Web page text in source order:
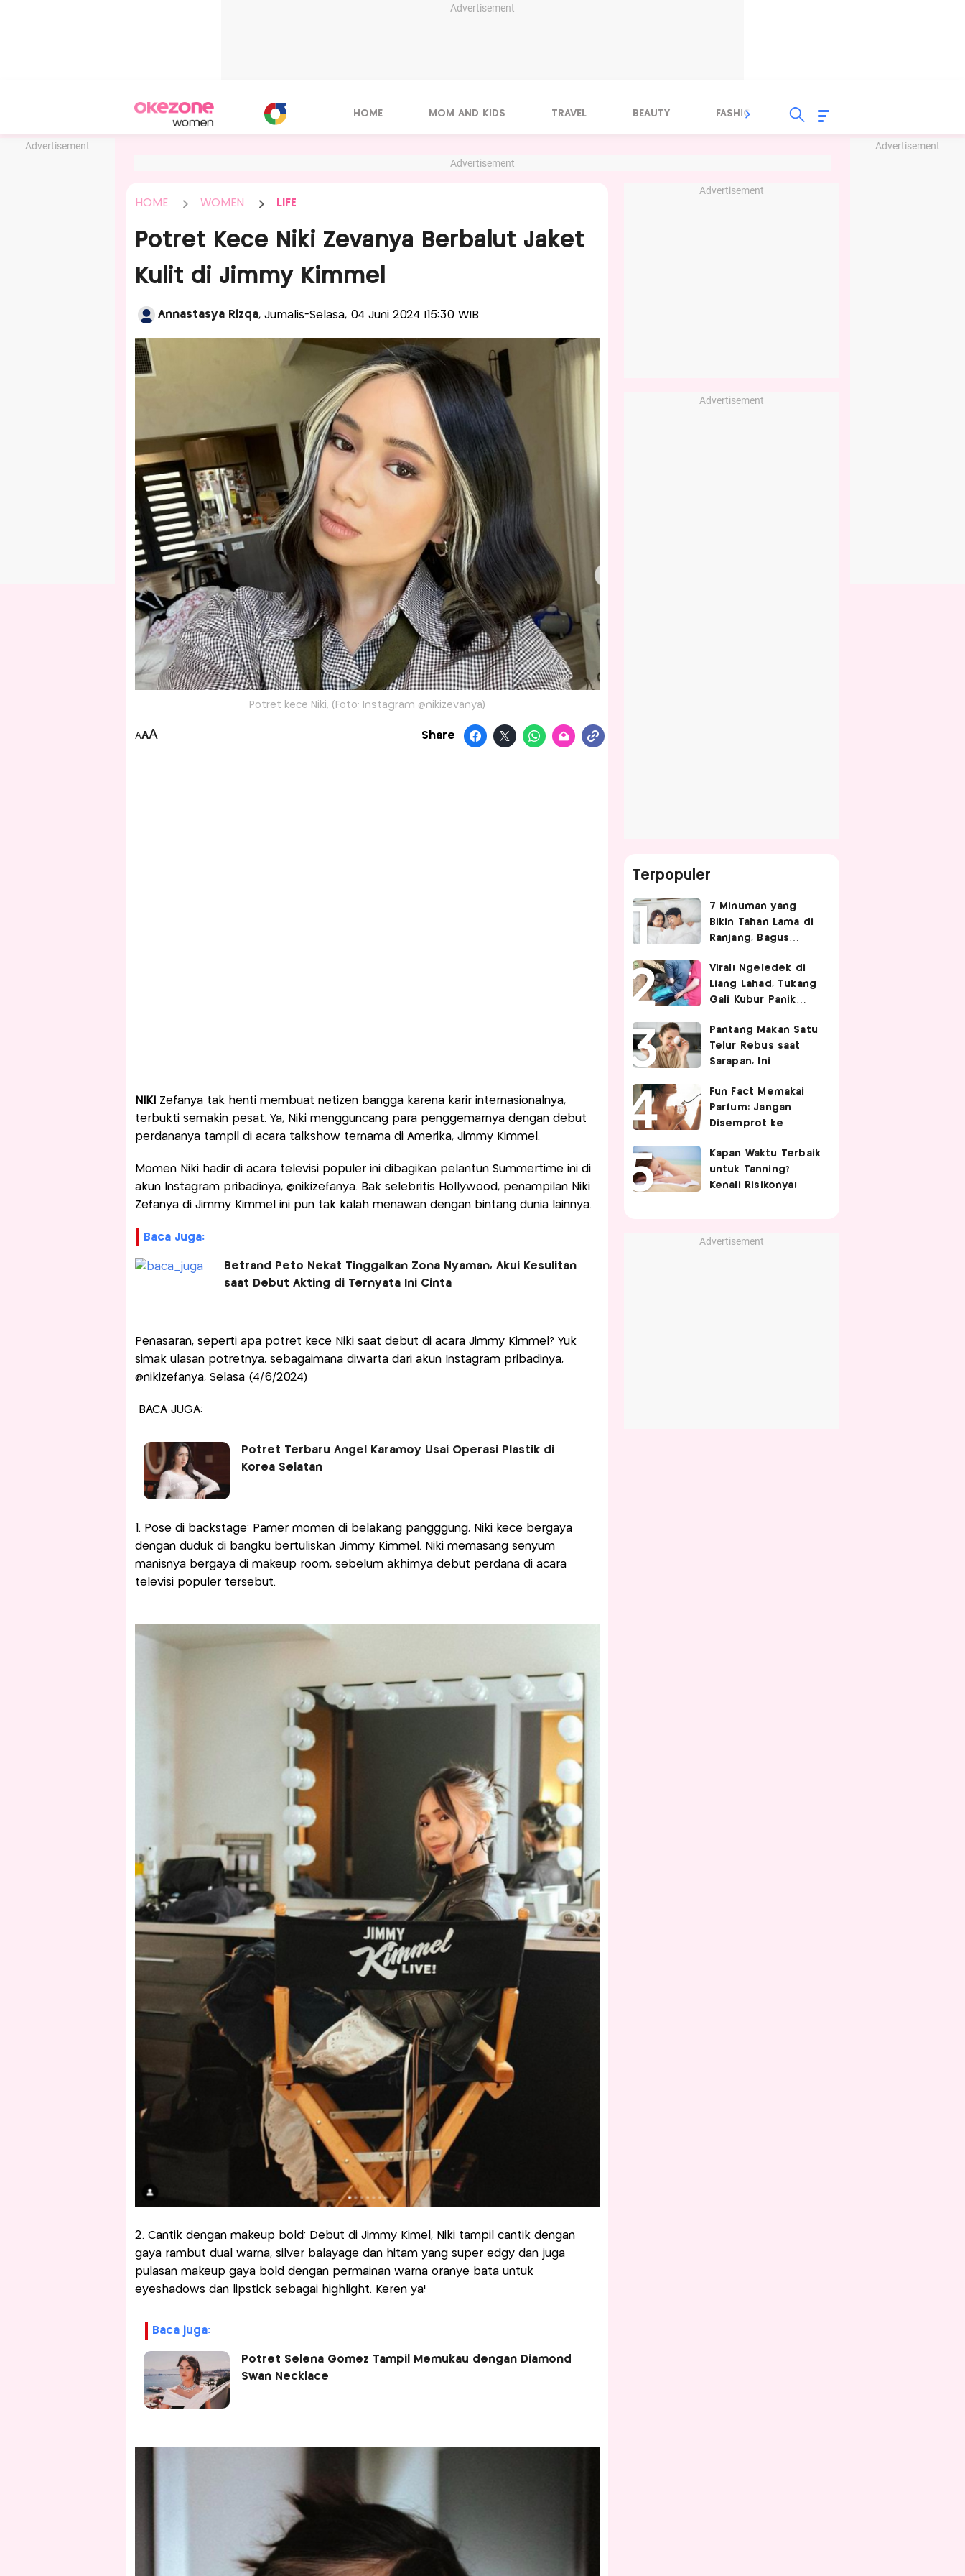
Advertisement
Advertisement Advertisement
HOME MOM AND KIDS TRAVEL BEAUTY FASHION FOOD
Advertisement
HOME WOMEN LIFE
Potret Kece Niki Zevanya Berbalut Jaket
Kulit di Jimmy Kimmel
Annastasya Rizqa, Jurnalis-Selasa, 04 Juni 2024 |15:30 WIB
Potret kece Niki, (Foto: Instagram @nikizevanya)
AAA Share
NIKI
Zefanya tak henti membuat netizen bangga karena karir internasionalnya,
terbukti semakin pesat. Ya, Niki mengguncang para penggemarnya dengan debut
perdananya tampil di acara talkshow ternama di Amerika, Jimmy Kimmel.
Momen Niki hadir di acara televisi populer ini dibagikan pelantun Summertime ini di
akun Instagram pribadinya, @nikizefanya. Bak selebritis Hollywood, penampilan Niki
Zefanya di Jimmy Kimmel ini pun tak kalah menawan dengan bintang dunia lainnya.
Baca Juga:
Betrand Peto Nekat Tinggalkan Zona Nyaman, Akui Kesulitan
saat Debut Akting di Ternyata Ini Cinta
Penasaran, seperti apa potret kece Niki saat debut di acara Jimmy Kimmel? Yuk
simak ulasan potretnya, sebagaimana diwarta dari akun Instagram pribadinya,
@nikizefanya, Selasa (4/6/2024)
BACA JUGA:
Potret Terbaru Angel Karamoy Usai Operasi Plastik di
Korea Selatan
1. Pose di backstage: Pamer momen di belakang pangggung, Niki kece bergaya
dengan duduk di bangku bertuliskan Jimmy Kimmel. Niki memasang senyum
manisnya bergaya di makeup room, sebelum akhirnya debut perdana di acara
televisi populer tersebut.
2. Cantik dengan makeup bold: Debut di Jimmy Kimel, Niki tampil cantik dengan
gaya rambut dual warna, silver balayage dan hitam yang super edgy dan juga
pulasan makeup gaya bold dengan permainan warna oranye bata untuk
eyeshadows dan lipstick sebagai highlight. Keren ya!
baca juga:
Potret Selena Gomez Tampil Memukau dengan Diamond
Swan Necklace
Advertisement
Advertisement
Terpopuler
7 Minuman yang
Bikin Tahan Lama di
Ranjang, Bagus
Hubungan Intim
Viral! Ngeledek di
Liang Lahad, Tukang
Gali Kubur Panik
Pantang Makan Satu
Telur Rebus saat
Sarapan, Ini
Ahli Gizi!
Fun Fact Memakai
Parfum: Jangan
Disemprot ke
Golden Time
Memakainya!
Kapan Waktu Terbaik
untuk Tanning?
Kenali Risikonya!
Advertisement